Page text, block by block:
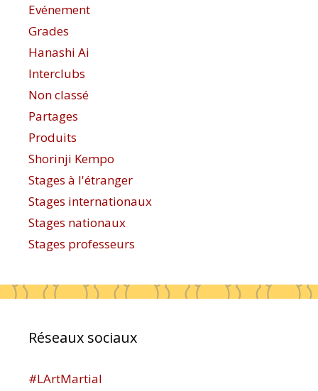
Evénement
Grades
Hanashi Ai
Interclubs
Non classé
Partages
Produits
Shorinji Kempo
Stages à l'étranger
Stages internationaux
Stages nationaux
Stages professeurs
Réseaux sociaux
#LArtMartial